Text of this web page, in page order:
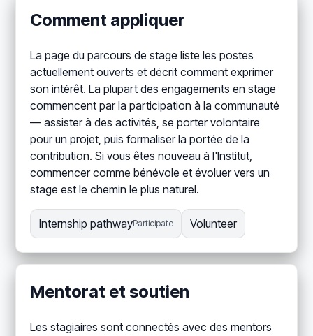
Comment appliquer
La page du parcours de stage liste les postes
actuellement ouverts et décrit comment exprimer
son intérêt. La plupart des engagements en stage
commencent par la participation à la communauté
— assister à des activités, se porter volontaire
pour un projet, puis formaliser la portée de la
contribution. Si vous êtes nouveau à l'Institut,
commencer comme bénévole et évoluer vers un
stage est le chemin le plus naturel.
Internship pathwayParticipate Volunteer
Mentorat et soutien
Les stagiaires sont connectés avec des mentors